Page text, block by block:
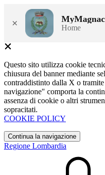
× Home
Questo sito utilizza cookie
chiusura del banner mediante
contraddistinto dalla X o
navigazione" comporta la
assenza di cookie o altri
sopracitati.
COOKIE POLICY
Continua la navigazione
Regione Lombardia